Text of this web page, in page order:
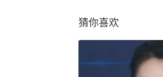
猜你喜欢